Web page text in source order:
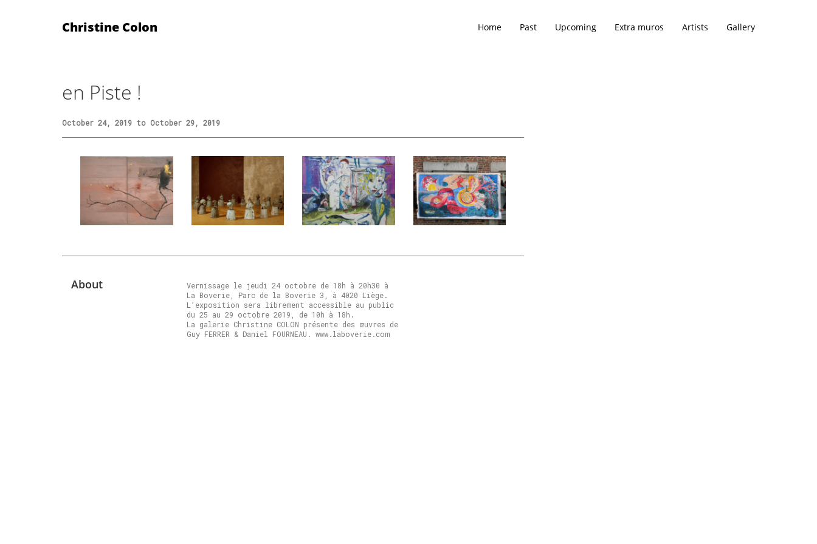
Christine Colon Home Past Upcoming Extra muros Artists Gallery
en Piste !
October 24, 2019 to October 29, 2019
About
Vernissage le jeudi 24 octobre de 18h à 20h30 à
La Boverie, Parc de la Boverie 3, à 4020 Liège.
L’exposition sera librement accessible au public
du 25 au 29 octobre 2019, de 10h à 18h.
La galerie Christine COLON présente des œuvres de
Guy FERRER & Daniel FOURNEAU. www.laboverie.com